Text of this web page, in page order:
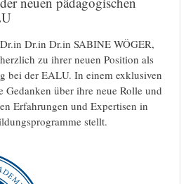
Dr.in Dr.in SABINE WÖGER,
zu ihrer neuen Position als
bei der EALU. In einem exklusiven
über ihre neue Rolle und
Erfahrungen und Expertisen in
stellt.